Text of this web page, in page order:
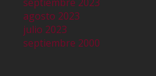
agosto 2023
julio 2023
septiembre 2000